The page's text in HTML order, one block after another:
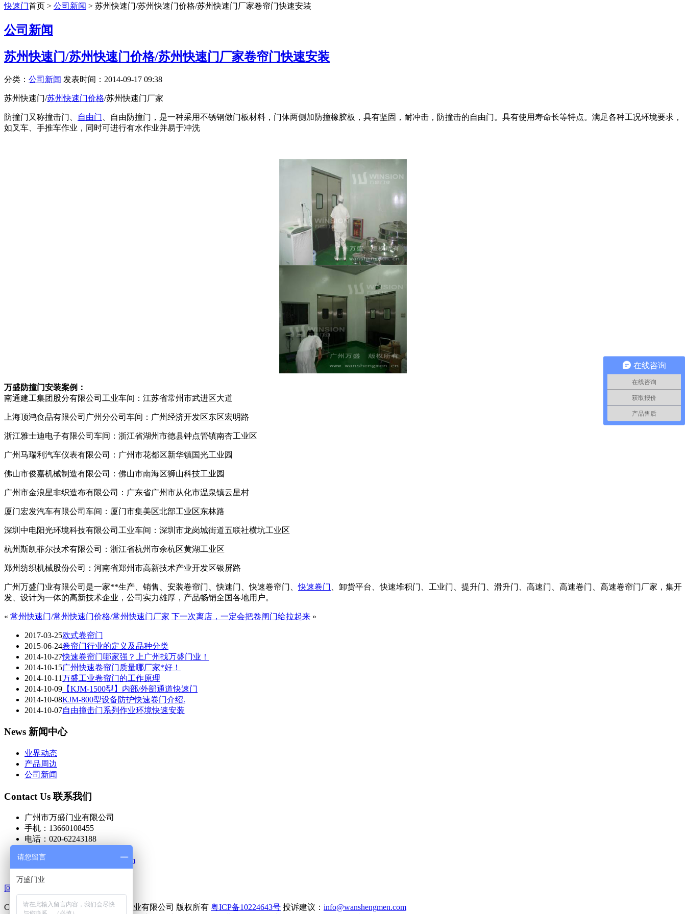
快速门首页 > 公司新闻 > 苏州快速门/苏州快速门价格/苏州快速门厂家卷帘门快速安装
公司新闻
苏州快速门/苏州快速门价格/苏州快速门厂家卷帘门快速安装
分类： 公司新闻 发表时间：2014-09-17 09:38
苏州快速门/苏州快速门价格/苏州快速门厂家
防撞门又称撞击门、 自由门 、自由防撞门，是一种采用不锈钢做门板材料，门体两侧加防撞橡胶板，具有坚固，耐冲击，防撞击的自由门。具有使用寿命长等特点。满足各种工况环境要求，
如叉车、手推车作业，同时可进行有水作业并易于冲洗
万盛防撞门安装案例：
南通建工集团股分有限公司工业车间：江苏省常州市武进区大道
上海顶鸿食品有限公司广州分公司车间：广州经济开发区东区宏明路
浙江雅士迪电子有限公司车间：浙江省湖州市德县钟点管镇南杏工业区
广州马瑞利汽车仪表有限公司：广州市花都区新华镇国光工业园
佛山市俊嘉机械制造有限公司：佛山市南海区狮山科技工业园
广州市金浪星非织造布有限公司：广东省广州市从化市温泉镇云星村
厦门宏发汽车有限公司车间：厦门市集美区北部工业区东林路
深圳中电阳光环境科技有限公司工业车间：深圳市龙岗城街道五联社横坑工业区
杭州斯凯菲尔技术有限公司：浙江省杭州市余杭区黄湖工业区
郑州纺织机械股份公司：河南省郑州市高新技术产业开发区银屏路
广州万盛门业有限公司是一家**生产、销售、安装卷帘门、快速门、快速卷帘门、快速卷门
、卸货平台、快速堆积门、工业门、提升门、滑升门、高速门、高速卷门、高速卷帘门厂家，集开
发、设计为一体的高新技术企业，公司实力雄厚，产品畅销全国各地用户。
« 常州快速门/常州快速门价格/常州快速门厂家 下一次离店，一定会把卷闸门给拉起来 »
2017-03-25欧式卷帘门
2015-06-24卷帘门行业的定义及品种分类
2014-10-27快速卷帘门哪家强？上广州找万盛门业！
2014-10-15广州快速卷帘门质量哪厂家*好！
2014-10-11万盛工业卷帘门的工作原理
2014-10-09 【KJM-1500型】内部/外部通道快速门
2014-10-08KJM-800型设备防护快速卷门介绍.
2014-10-07自由撞击门系列作业环境快速安装
News 新闻中心
业界动态
产品周边
公司新闻
Contact Us 联系我们
广州市万盛门业有限公司
手机：13660108455
电话：020-62243188
邮箱：
wmx@wanshengmen.com
回到顶部
Copyright © 2004-2016 广州市万盛门业有限公司 版权所有 粤ICP备10224643号 投诉建议： info@wanshengmen.com
在线咨询
在线咨询
获取报价
产品售后
请您留言
万盛门业